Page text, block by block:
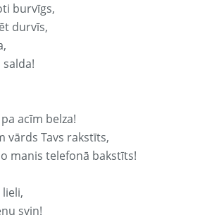
burvīgs,
durvīs,
acīm belza!
vārds Tavs rakstīts,
manis telefonā bakstīts!
svin!